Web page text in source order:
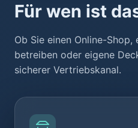
Für wen ist
Ob Sie einen Online-Shop,
betreiben oder eigene
sicherer Vertriebskanal.